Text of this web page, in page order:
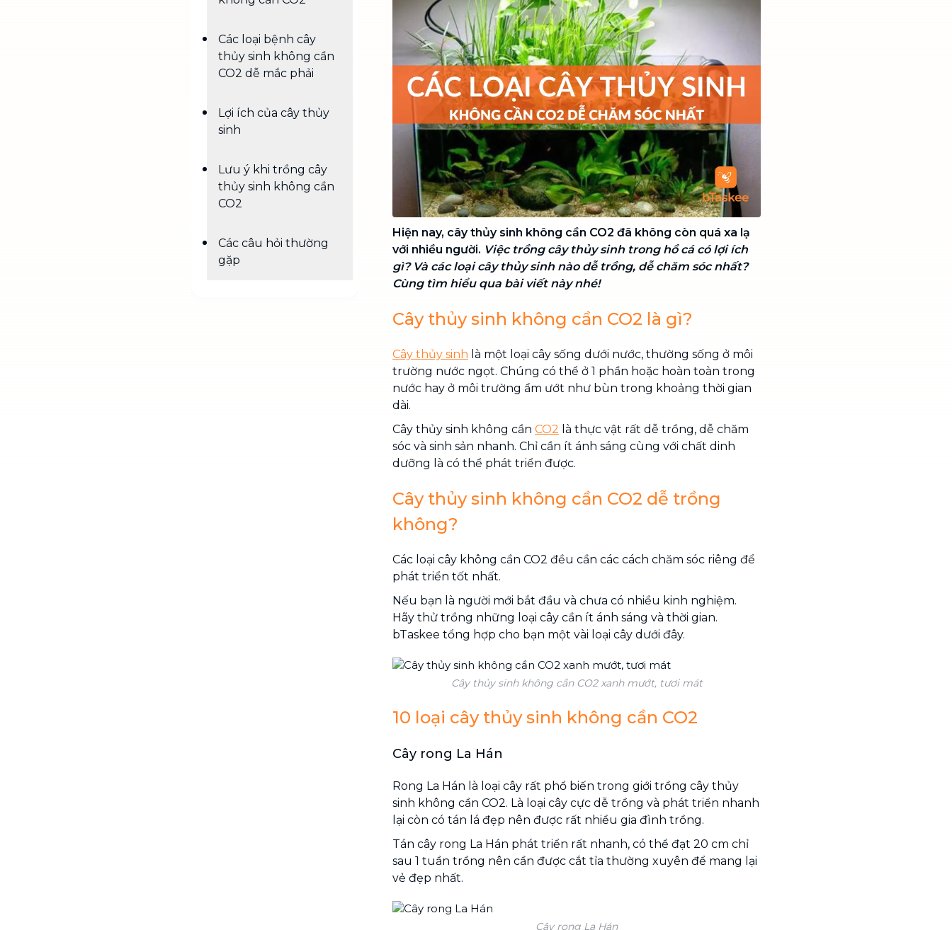
Chuyển nhà trọn gói, không lo dọn
dẹp nơi đi nơi đến
Vệ sinh công nghiệp NEW
Vệ sinh chuyên nghiệp cho văn
phòng, nhà xưởng, công trình lớn
Các loại bệnh cây
thủy sinh không cần
CO2 dễ mắc phải
Lợi ích của cây thủy
sinh
Lưu ý khi trồng cây
thủy sinh không cần
CO2
Các câu hỏi thường
gặp
Hiện nay, cây thủy sinh không cần CO2 đã không còn quá xa lạ
với nhiều người. Việc trồng cây thủy sinh trong hồ cá có lợi ích
gì? Và các loại cây thủy sinh nào dễ trồng, dễ chăm sóc nhất?
Cùng tìm hiểu qua bài viết này nhé!
Cây thủy sinh không cần CO2 là gì?
Cây thủy sinh là một loại cây sống dưới nước, thường sống ở môi
trường nước ngọt. Chúng có thể ở 1 phần hoặc hoàn toàn trong
nước hay ở môi trường ẩm ướt như bùn trong khoảng thời gian
dài.
Cây thủy sinh không cần CO2 là thực vật rất dễ trồng, dễ chăm
sóc và sinh sản nhanh. Chỉ cần ít ánh sáng cùng với chất dinh
dưỡng là có thể phát triển được.
Cây thủy sinh không cần CO2 dễ trồng
không?
Các loại cây không cần CO2 đều cần các cách chăm sóc riêng để
phát triển tốt nhất.
Nếu bạn là người mới bắt đầu và chưa có nhiều kinh nghiệm.
Hãy thử trồng những loại cây cần ít ánh sáng và thời gian.
bTaskee tổng hợp cho bạn một vài loại cây dưới đây.
Cây thủy sinh không cần CO2 xanh mướt, tươi mát
10 loại cây thủy sinh không cần CO2
Cây rong La Hán
Rong La Hán là loại cây rất phổ biến trong giới trồng cây thủy
sinh không cần CO2. Là loại cây cực dễ trồng và phát triển nhanh
lại còn có tán lá đẹp nên được rất nhiều gia đình trồng.
Tán cây rong La Hán phát triển rất nhanh, có thể đạt 20 cm chỉ
sau 1 tuần trồng nên cần được cắt tỉa thường xuyên để mang lại
vẻ đẹp nhất.
Cây rong La Hán